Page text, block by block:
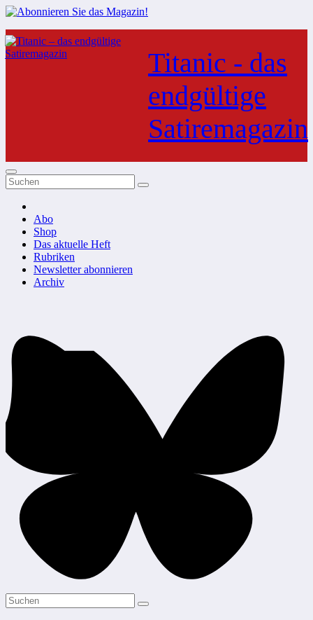
Zum
Inhalt
springen
Titanic - das
endgültige
Satiremagazin
Abo
Shop
Das aktuelle Heft
Rubriken
Newsletter abonnieren
Archiv